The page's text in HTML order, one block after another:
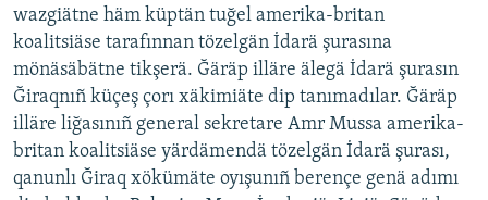
СУГЫШ
БЕЗНЕ ТОМАЛАДЫЛАР
ШӘЛКЕМНӘР
ӘҢГӘМӘ
КОММЕНТАР
ДӨНЬЯ ХӘЛЛӘРЕ
ТАТАРЧА ПОДКАСТ
wazgiätne häm küptän tuğel amerika-britan
koalitsiäse tarafınnan tözelgän İdarä şurasına
mönäsäbätne tikşerä. Ğäräp illäre älegä İdarä şurasın
Ğiraqnıñ küçeş çorı xäkimiäte dip tanımadılar. Ğäräp
illäre liğasınıñ general sekretare Amr Mussa amerika-
britan koalitsiäse yärdämendä tözelgän İdarä şurası,
qanunlı Ğiraq xökümäte oyışunıñ berençe genä adımı